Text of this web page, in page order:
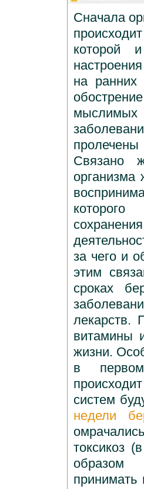
Сначала
которой
на ранних
пролечены
Связано
за чего и
этим
сроках
лекарств.
витамины
жизни.
в первом
систем
недели
токсикоз
образом